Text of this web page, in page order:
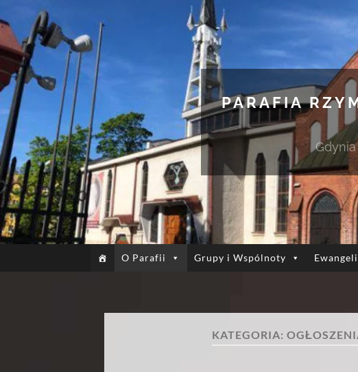
PARAFIA
Gdynia
O Parafii Grupy i Wspólnoty
KATEGORIA: